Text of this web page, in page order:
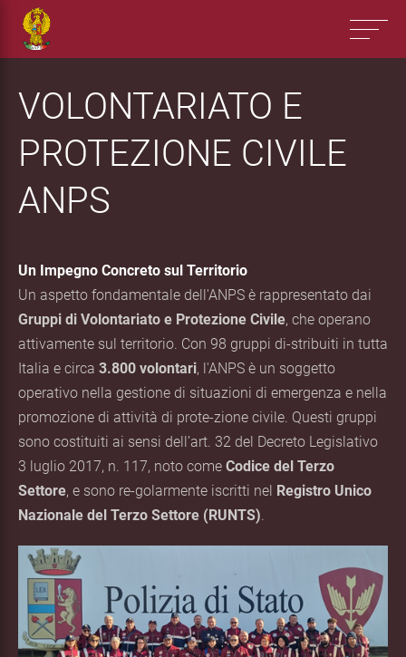
VOLONTARIATO E
PROTEZIONE CIVILE
ANPS
Un Impegno Concreto sul Territorio
Un aspetto fondamentale dell'ANPS è rappresentato dai
Gruppi di Volontariato e Protezione Civile, che operano
attivamente sul territorio. Con 98 gruppi di-stribuiti in tutta
Italia e circa 3.800 volontari, l'ANPS è un soggetto
operativo nella gestione di situazioni di emergenza e nella
promozione di attività di prote-zione civile. Questi gruppi
sono costituiti ai sensi dell’art. 32 del Decreto Legislativo
3 luglio 2017, n. 117, noto come Codice del Terzo
Settore, e sono re-golarmente iscritti nel Registro Unico
Nazionale del Terzo Settore (RUNTS).